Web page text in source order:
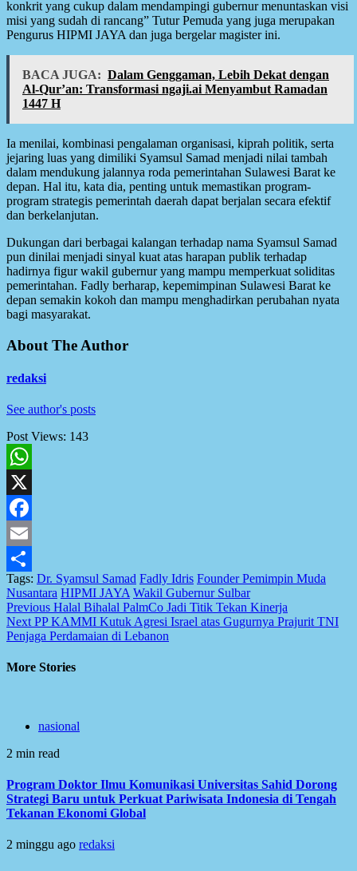
konkrit yang cukup dalam mendampingi gubernur menuntaskan visi
misi yang sudah di rancang” Tutur Pemuda yang juga merupakan
Pengurus HIPMI JAYA dan juga bergelar magister ini.
BACA JUGA: Dalam Genggaman, Lebih Dekat dengan
Al-Qur’an: Transformasi ngaji.ai Menyambut Ramadan
1447 H
Ia menilai, kombinasi pengalaman organisasi, kiprah politik, serta
jejaring luas yang dimiliki Syamsul Samad menjadi nilai tambah
dalam mendukung jalannya roda pemerintahan Sulawesi Barat ke
depan. Hal itu, kata dia, penting untuk memastikan program-
program strategis pemerintah daerah dapat berjalan secara efektif
dan berkelanjutan.
Dukungan dari berbagai kalangan terhadap nama Syamsul Samad
pun dinilai menjadi sinyal kuat atas harapan publik terhadap
hadirnya figur wakil gubernur yang mampu memperkuat soliditas
pemerintahan. Fadly berharap, kepemimpinan Sulawesi Barat ke
depan semakin kokoh dan mampu menghadirkan perubahan nyata
bagi masyarakat.
About The Author
redaksi
See author's posts
Post Views: 143
WhatsApp
X
Facebook
Email
Share
Tags: Dr. Syamsul Samad Fadly Idris Founder Pemimpin Muda
Nusantara HIPMI JAYA Wakil Gubernur Sulbar
Post
navigation
Previous Halal Bihalal PalmCo Jadi Titik Tekan Kinerja
Next PP KAMMI Kutuk Agresi Israel atas Gugurnya Prajurit TNI
Penjaga Perdamaian di Lebanon
More Stories
nasional
2 min read
Program Doktor Ilmu Komunikasi Universitas Sahid Dorong
Strategi Baru untuk Perkuat Pariwisata Indonesia di Tengah
Tekanan Ekonomi Global
2 minggu ago redaksi